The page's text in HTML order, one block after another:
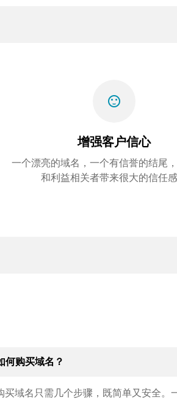
sentiment_satisfied
增强客户信心
一个漂亮的域名，一个有信誉的结尾
和利益相关者带来很大的信任感
何购买域名？
买域名只需几个步骤，既简单又安全。